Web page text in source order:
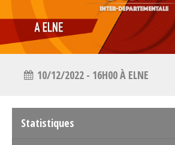
10/12/2022 - 16H00 À ELNE
Statistiques